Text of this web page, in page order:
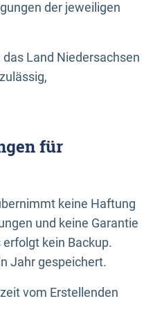
der jeweiligen
Land Niedersachsen
für
keine Haftung
und keine Garantie
kein Backup.
Jahr gespeichert.
vom Erstellenden